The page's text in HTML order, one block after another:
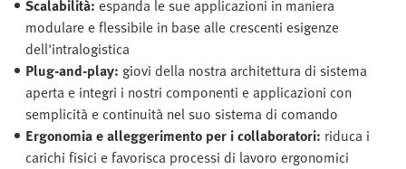
Scalabilità: espanda le sue applicazioni in maniera
modulare e flessibile in base alle crescenti esigenze
dell'intralogistica
Plug-and-play: giovi della nostra architettura di sistema
aperta e integri i nostri componenti e applicazioni con
semplicità e continuità nel suo sistema di comando
Ergonomia e alleggerimento per i collaboratori: riduca i
carichi fisici e favorisca processi di lavoro ergonomici